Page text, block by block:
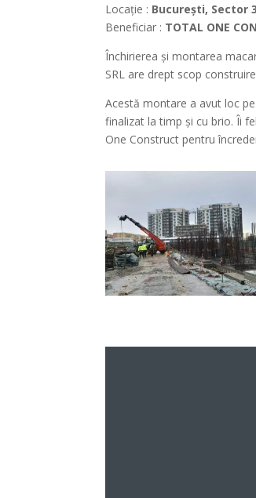
Locație : București, Sector 3
Beneficiar : TOTAL ONE
Închirierea și montarea
SRL are drept scop
Acestă montare a avut loc
finalizat la timp și cu brio. Îi
One Construct pentru